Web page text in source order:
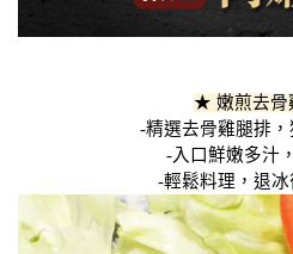
★ 嫩煎去骨
-精選去骨雞腿排
-入口鮮嫩多汁
-輕鬆料理，退